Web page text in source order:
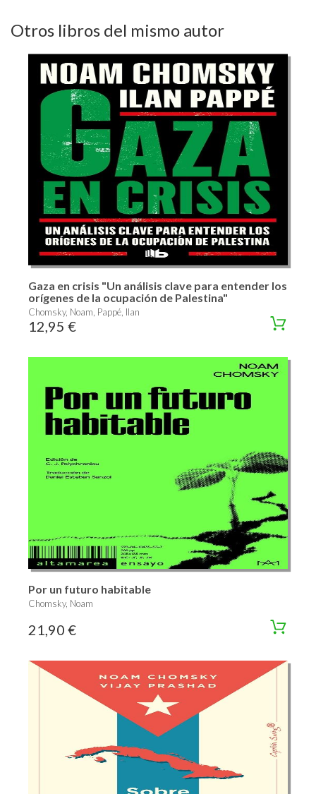
Otros libros del mismo autor
Gaza en crisis "Un análisis clave para entender los
orígenes de la ocupación de Palestina"
Chomsky, Noam, Pappé, Ilan
12,95 €
Por un futuro habitable
Chomsky, Noam
21,90 €